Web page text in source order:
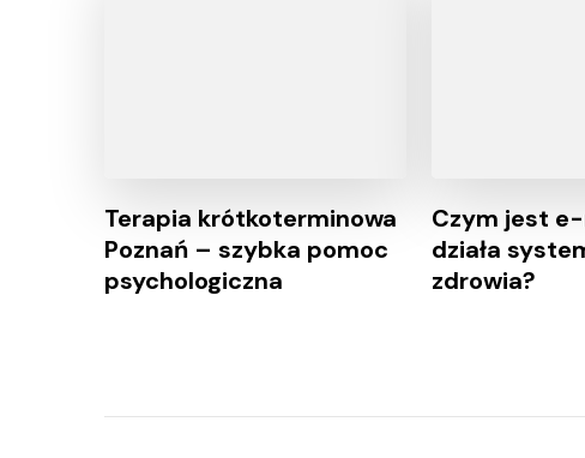
Terapia krótkoterminowa
Poznań – szybka pomoc
psychologiczna
Czym jest
działa
zdrowia?